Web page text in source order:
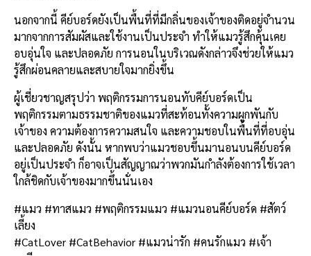
นอกจากนี้ คีย์บอร์ดยังเป็นพื้นที่ที่มีกลิ่นของเจ้าของติดอยู่จำนวน
มากจากการสัมผัสและใช้งานเป็นประจำ ทำให้แมวรู้สึกคุ้นเคย
อบอุ่นใจ และปลอดภัย การนอนในบริเวณดังกล่าวจึงช่วยให้แมว
รู้สึกผ่อนคลายและสบายใจมากยิ่งขึ้น
ผู้เชี่ยวชาญสรุปว่า พฤติกรรมการนอนทับคีย์บอร์ดเป็น
พฤติกรรมตามธรรมชาติของแมวที่สะท้อนทั้งความผูกพันกับ
เจ้าของ ความต้องการความสนใจ และความชอบในพื้นที่ที่อบอุ่น
และปลอดภัย ดังนั้น หากพบว่าแมวชอบขึ้นมานอนบนคีย์บอร์ด
อยู่เป็นประจำ ก็อาจเป็นสัญญาณว่าพวกมันกำลังต้องการใช้เวลา
ใกล้ชิดกับเจ้าของมากขึ้นนั่นเอง
#แมว #ทาสแมว #พฤติกรรมแมว #แมวนอนคีย์บอร์ด #สัตว์
เลี้ยง
#CatLover #CatBehavior #แมวน่ารัก #คนรักแมว #เจ้า